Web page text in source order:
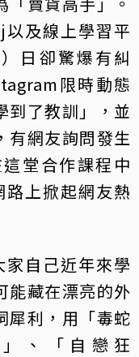
及線上學習平
日卻驚爆有糾
限時動態
到了教訓」，並
有網友詢問發生
堂合作課程中
路上掀起網友熱
自己近年來學
能藏在漂亮的外
犀利，用「毒蛇
」、「自戀狂